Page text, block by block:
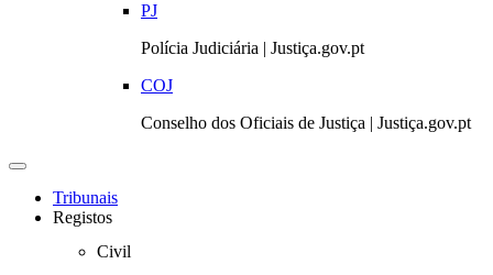
PJ
Polícia Judiciária | Justiça.gov.pt
COJ
Conselho dos Oficiais de Justiça | Justiça.gov.pt
Toggle
navigationTribunais
Registos
Civil